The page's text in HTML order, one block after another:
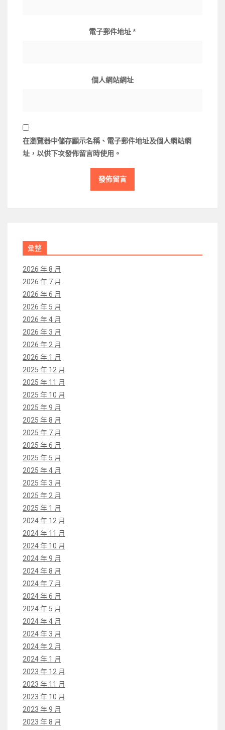
電子郵件地址*
個人網站網址
在瀏覽器中儲存顯示名稱、電子郵件地址及個人網站網
址，以供下次發佈留言時使用。
彙整
2026 年 8 月
2026 年 7 月
2026 年 6 月
2026 年 5 月
2026 年 4 月
2026 年 3 月
2026 年 2 月
2026 年 1 月
2025 年 12 月
2025 年 11 月
2025 年 10 月
2025 年 9 月
2025 年 8 月
2025 年 7 月
2025 年 6 月
2025 年 5 月
2025 年 4 月
2025 年 3 月
2025 年 2 月
2025 年 1 月
2024 年 12 月
2024 年 11 月
2024 年 10 月
2024 年 9 月
2024 年 8 月
2024 年 7 月
2024 年 6 月
2024 年 5 月
2024 年 4 月
2024 年 3 月
2024 年 2 月
2024 年 1 月
2023 年 12 月
2023 年 11 月
2023 年 10 月
2023 年 9 月
2023 年 8 月